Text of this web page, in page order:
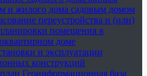
и жилого дома садовым домом
переустройства и (или)
помещения в
доме
и эксплуатации
конструкций
Геоинформационная база